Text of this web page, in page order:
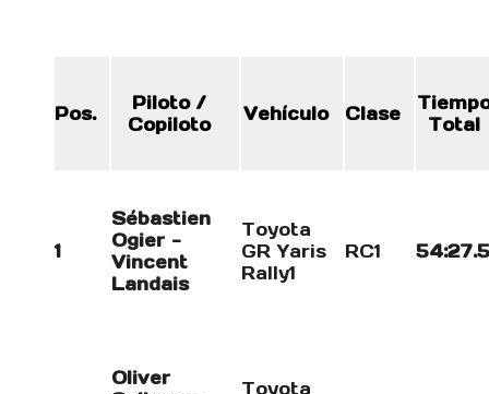
Pos.
Piloto /
Copiloto
Vehículo Clase
Total
1
Sébastien
Ogier -
Vincent
Landais
Toyota
GR Yaris
Rally1
RC1 54:27.5
Oliver
Toyota